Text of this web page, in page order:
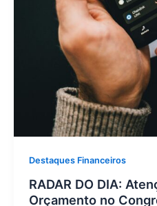
Destaques Financeiros
RADAR DO DIA:
Orçamento no